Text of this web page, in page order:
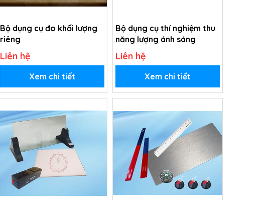
Bộ dụng cụ đo khối lượng
riêng
Liên hệ
Xem chi tiết
Bộ dụng cụ thí nghiệm thu
năng lượng ánh sáng
Liên hệ
Xem chi tiết